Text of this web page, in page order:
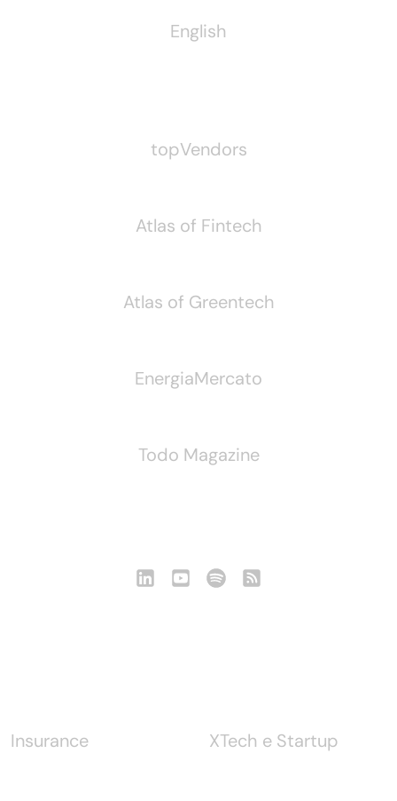
English
topVendors
Atlas of Fintech
Atlas of Greentech
EnergiaMercato
Todo Magazine
Insurance XTech e Startup